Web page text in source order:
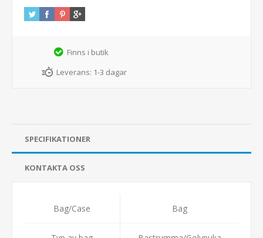
Finns i butik
Leverans: 1-3 dagar
SPECIFIKATIONER
KONTAKTA OSS
Bag/Case Bag